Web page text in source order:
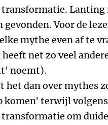
Lanting
gevonden. Voor de
mythe even af te
net zo veel
noemt).
het dan over mythes
komen' terwijl
om